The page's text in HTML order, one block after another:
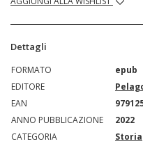
Dettagli
FORMATO
epub
EDITORE
EAN
ANNO PUBBLICAZIONE
2022
CATEGORIA
Storia